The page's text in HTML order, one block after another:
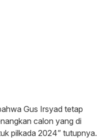
Gus Irsyad tetap
calon yang di
pilkada 2024” tutupnya.